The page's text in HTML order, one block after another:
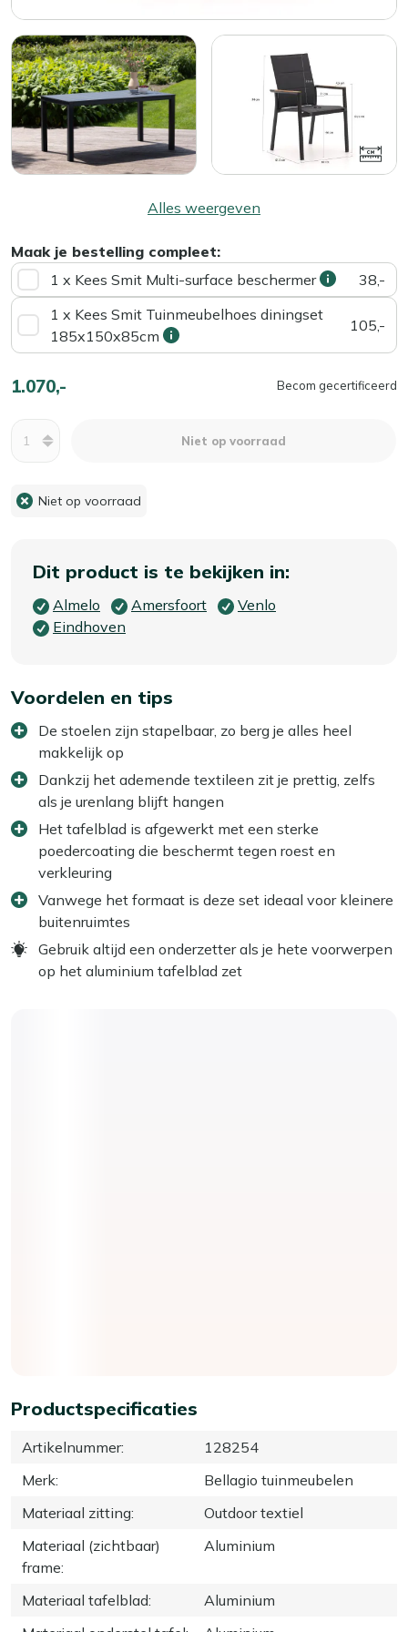
Alles weergeven
Maak je bestelling compleet:
1 x Kees Smit Multi-surface beschermer
38,-
1 x Kees Smit Tuinmeubelhoes diningset
185x150x85cm
105,-
1.070,- Becom gecertificeerd
Niet op voorraad
Niet op voorraad
Productspecificaties
Artikelnummer:
128254
Merk:
Bellagio tuinmeubelen
Materiaal zitting:
Outdoor textiel
Materiaal (zichtbaar)
frame:
Aluminium
Materiaal tafelblad:
Aluminium
Dit product is te bekijken in:
Almelo Amersfoort
Venlo
Eindhoven
Voordelen en tips
De stoelen zijn stapelbaar, zo berg je alles heel
makkelijk op
Dankzij het ademende textileen zit je prettig, zelfs
als je urenlang blijft hangen
Het tafelblad is afgewerkt met een sterke
poedercoating die beschermt tegen roest en
verkleuring
Vanwege het formaat is deze set ideaal voor kleinere
buitenruimtes
Gebruik altijd een onderzetter als je hete voorwerpen
op het aluminium tafelblad zet